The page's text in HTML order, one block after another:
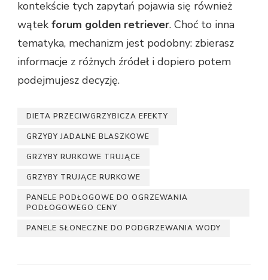
kontekście tych zapytań pojawia się również
wątek forum golden retriever. Choć to inna
tematyka, mechanizm jest podobny: zbierasz
informacje z różnych źródeł i dopiero potem
podejmujesz decyzję.
DIETA PRZECIWGRZYBICZA EFEKTY
GRZYBY JADALNE BLASZKOWE
GRZYBY RURKOWE TRUJĄCE
GRZYBY TRUJĄCE RURKOWE
PANELE PODŁOGOWE DO OGRZEWANIA
PODŁOGOWEGO CENY
PANELE SŁONECZNE DO PODGRZEWANIA WODY